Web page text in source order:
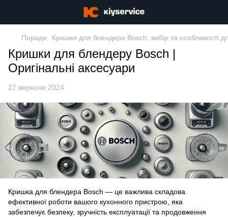
Поради Кришки для блендера Bosch: вибір та особливості
Кришки для блендеру Bosch |
Оригінальні аксесуари
27 вересня 2024
Кришка для блендера Bosch — це важлива складова
ефективної роботи вашого кухонного пристрою, яка
забезпечує безпеку, зручність експлуатації та продовження